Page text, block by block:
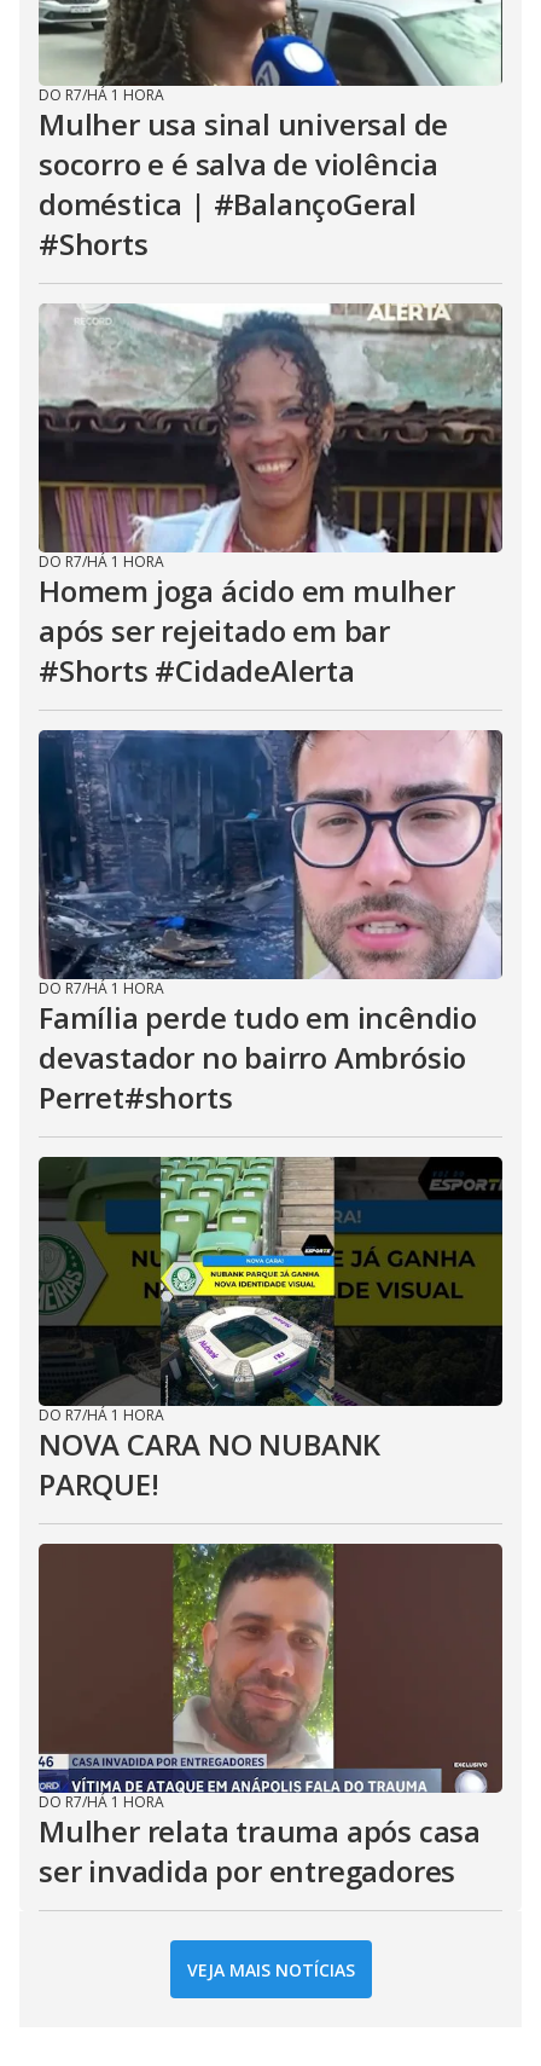
DO R7/HÁ 1 HORA
Mulher usa sinal universal de
socorro e é salva de violência
doméstica | #BalançoGeral
#Shorts
DO R7/HÁ 1 HORA
Homem joga ácido em mulher
após ser rejeitado em bar
#Shorts #CidadeAlerta
DO R7/HÁ 1 HORA
Família perde tudo em incêndio
devastador no bairro Ambrósio
Perret#shorts
DO R7/HÁ 1 HORA
NOVA CARA NO NUBANK
PARQUE!
DO R7/HÁ 1 HORA
Mulher relata trauma após casa
ser invadida por entregadores
VEJA MAIS NOTÍCIAS